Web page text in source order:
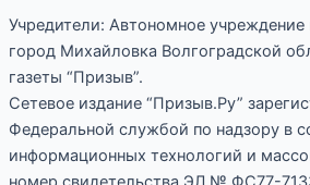
Учредители: Автономное учреждение
город Михайловка Волгоградской
газеты “Призыв”.
Сетевое издание “Призыв.Ру”
Федеральной службой по надзору в
информационных технологий и